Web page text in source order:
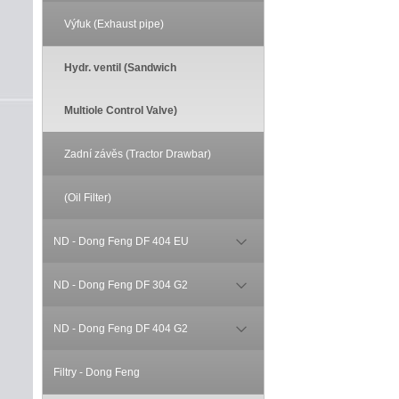
Výfuk (Exhaust pipe)
Hydr. ventil (Sandwich
Multiole Control Valve)
Zadní závěs (Tractor Drawbar)
(Oil Filter)
ND - Dong Feng DF 404 EU
ND - Dong Feng DF 304 G2
ND - Dong Feng DF 404 G2
Filtry - Dong Feng